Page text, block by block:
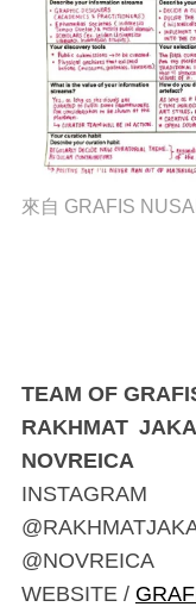
來自 GRAFIS
TEAM OF
RAKHMAT
NOVREICA
INSTAGRAM
@NOVREICA
WEBSITE /